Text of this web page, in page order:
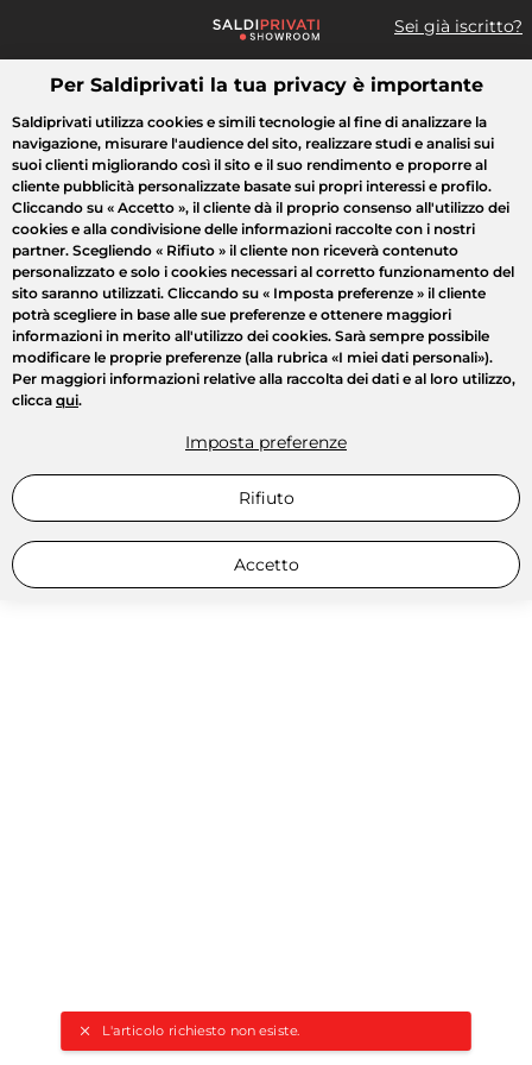
Sei già iscritto?
Cosa cerchi?
L'articolo richiesto non esiste.
Tutte le vendite Moda Casa Bellezza Elettrodomestici
Per Saldiprivati la tua privacy è importante
Saldiprivati utilizza cookies e simili tecnologie al fine di analizzare la
navigazione, misurare l'audience del sito, realizzare studi e analisi sui
suoi clienti migliorando così il sito e il suo rendimento e proporre al
cliente pubblicità personalizzate basate sui propri interessi e profilo.
Cliccando su « Accetto », il cliente dà il proprio consenso all'utilizzo dei
cookies e alla condivisione delle informazioni raccolte con i nostri
partner. Scegliendo « Rifiuto » il cliente non riceverà contenuto
personalizzato e solo i cookies necessari al corretto funzionamento del
sito saranno utilizzati. Cliccando su « Imposta preferenze » il cliente
potrà scegliere in base alle sue preferenze e ottenere maggiori
informazioni in merito all'utilizzo dei cookies. Sarà sempre possibile
modificare le proprie preferenze (alla rubrica «I miei dati personali»).
Per maggiori informazioni relative alla raccolta dei dati e al loro utilizzo,
clicca qui.
Imposta preferenze
Rifiuto
Accetto